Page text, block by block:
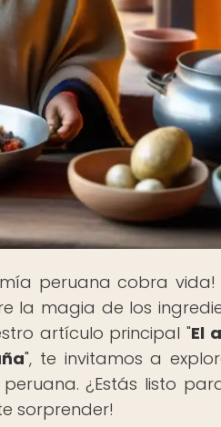
peruana cobra vida!
la magia de los
artículo principal "El
", te invitamos a
¿Estás listo
sorprender!